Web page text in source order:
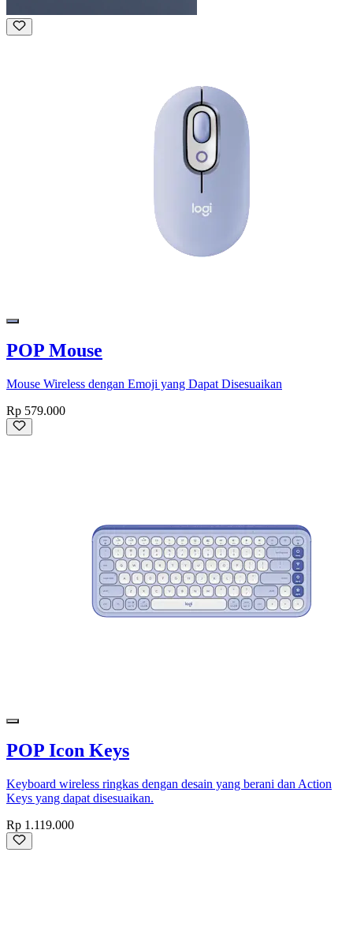
POP Mouse
Mouse Wireless dengan Emoji yang Dapat Disesuaikan
Rp 579.000
POP Icon Keys
Keyboard wireless ringkas dengan desain yang berani dan Action
Keys yang dapat disesuaikan.
Rp 1.119.000